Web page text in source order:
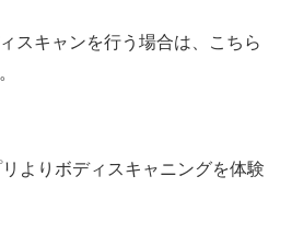
スキャンを行う場合は、こちら
リよりボディスキャニングを体験